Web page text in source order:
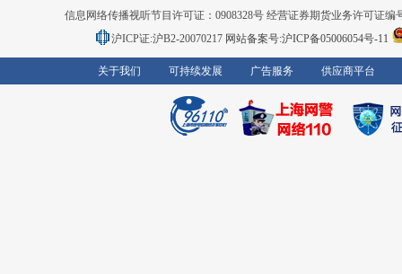
信息网络传播视听节目许可证：0908328号 经营证券期货业务许可证编
沪ICP证:沪B2-20070217 网站备案号:沪ICP备05006054号-11
关于我们 可持续发展 广告服务 供应商平台